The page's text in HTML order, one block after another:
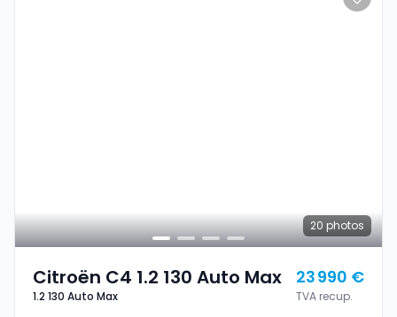
20 photos
Citroën C4 1.2 130 Auto Max
1.2 130 Auto Max
23 990 €
TVA recup.